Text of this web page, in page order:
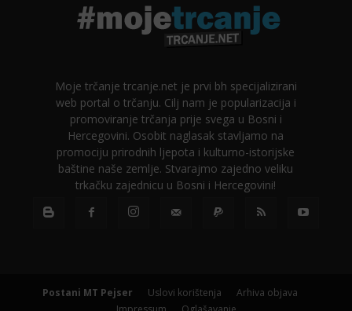
Moje trčanje trcanje.net je prvi bh specijalizirani
web portal o trčanju. Cilj nam je popularizacija i
promoviranje trčanja prije svega u Bosni i
Hercegovini. Osobit naglasak stavljamo na
promociju prirodnih ljepota i kulturno-istorijske
baštine naše zemlje. Stvarajmo zajedno veliku
trkačku zajednicu u Bosni i Hercegovini!
Postani MT Pejser Uslovi korištenja
Arhiva objava